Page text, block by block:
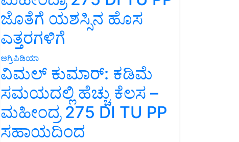
ಜೊತೆಗೆ ಯಶಸ್ಸಿನ ಹೊಸ
ಎತ್ತರಗಳಿಗೆ
ಅಗ್ರಿಪಿಡಿಯಾ
ವಿಮಲ್ ಕುಮಾರ್: ಕಡಿಮೆ
ಸಮಯದಲ್ಲಿ ಹೆಚ್ಚು ಕೆಲಸ –
ಮಹೀಂದ್ರ 275 DI TU PP
ಸಹಾಯದಿಂದ